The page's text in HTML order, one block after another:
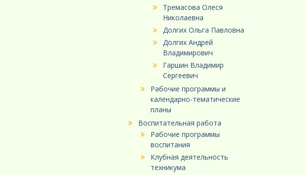
Тремасова Олеся
Николаевна
Долгих Ольга Павловна
Долгих Андрей
Владимирович
Гаршин Владимир
Сергеевич
Рабочие программы и
календарно-тематические
планы
Воспитательная работа
Рабочие программы
воспитания
Клубная деятельность
техникума